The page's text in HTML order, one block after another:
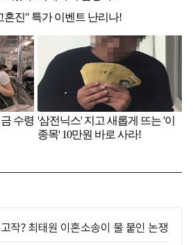
작? 최태원 이혼소송이 불 붙인 논쟁